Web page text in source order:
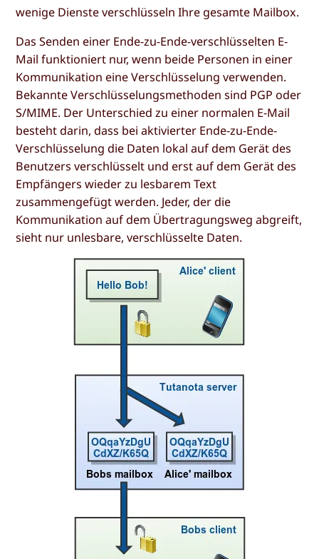
wenige Dienste verschlüsseln Ihre gesamte Mailbox.
Das Senden einer Ende-zu-Ende-verschlüsselten E-
Mail funktioniert nur, wenn beide Personen in einer
Kommunikation eine Verschlüsselung verwenden.
Bekannte Verschlüsselungsmethoden sind PGP oder
S/MIME. Der Unterschied zu einer normalen E-Mail
besteht darin, dass bei aktivierter Ende-zu-Ende-
Verschlüsselung die Daten lokal auf dem Gerät des
Benutzers verschlüsselt und erst auf dem Gerät des
Empfängers wieder zu lesbarem Text
zusammengefügt werden. Jeder, der die
Kommunikation auf dem Übertragungsweg abgreift,
sieht nur unlesbare, verschlüsselte Daten.